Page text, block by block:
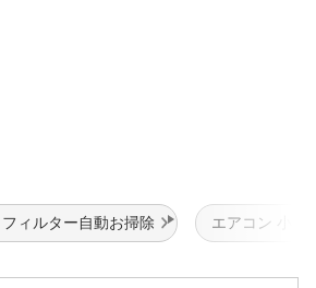
ィルター自動お掃除 エアコン 小型